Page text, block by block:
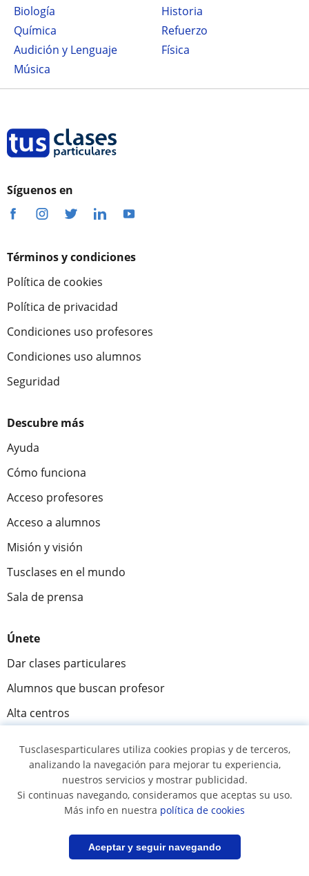
Guardar búsqueda
Biología
Historia
Química
Refuerzo
Audición y Lenguaje
Física
Música
Síguenos en
Términos y condiciones
Política de cookies
Política de privacidad
Condiciones uso profesores
Condiciones uso alumnos
Seguridad
Descubre más
Ayuda
Cómo funciona
Acceso profesores
Acceso a alumnos
Misión y visión
Tusclases en el mundo
Sala de prensa
Únete
Dar clases particulares
Alumnos que buscan profesor
Alta centros
Comunidad
Novedades y Blog
Preguntas y respuestas
Fantástica★★★★★ 9,5/10
Tusclasesparticulares utiliza cookies propias y de terceros,
analizando la navegación para mejorar tu experiencia,
nuestros servicios y mostrar publicidad.
Si continuas navegando, consideramos que aceptas su uso.
Más info en nuestra política de cookies
Aceptar y seguir navegando